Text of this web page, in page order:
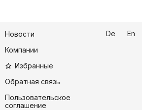
Новости
Компании
Избранные
Обратная связь
Пользовательское
соглашение
De En